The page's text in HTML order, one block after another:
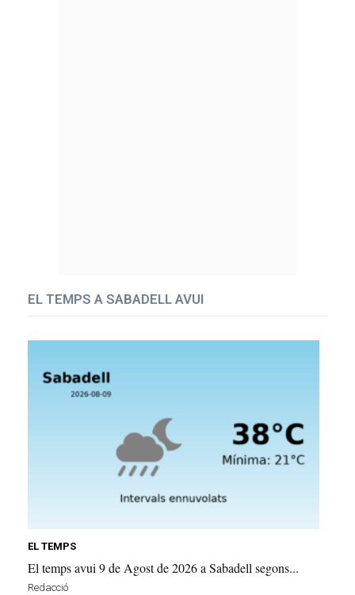
EL TEMPS A SABADELL AVUI
EL TEMPS
El temps avui 9 de Agost de 2026 a Sabadell segons...
Redacció